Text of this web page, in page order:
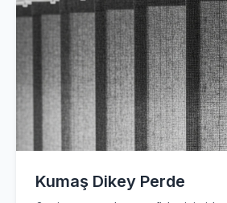
Kumaş Dikey Perde